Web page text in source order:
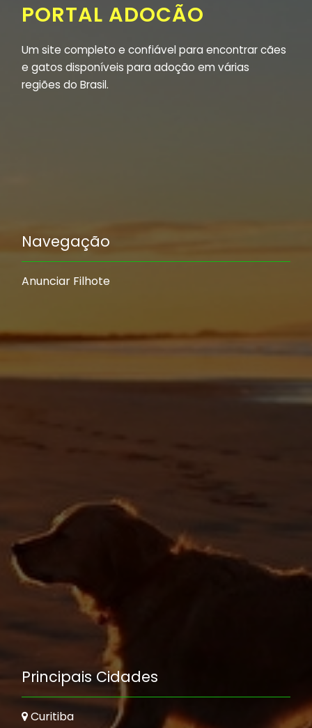
PORTAL ADOCÃO
Um site completo e confiável para encontrar cães
e gatos disponíveis para adoção em várias
regiões do Brasil.
Navegação
Anunciar Filhote
Principais Cidades
Curitiba